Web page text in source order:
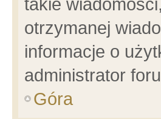
otrzymanej
informacje o
administrator
Góra